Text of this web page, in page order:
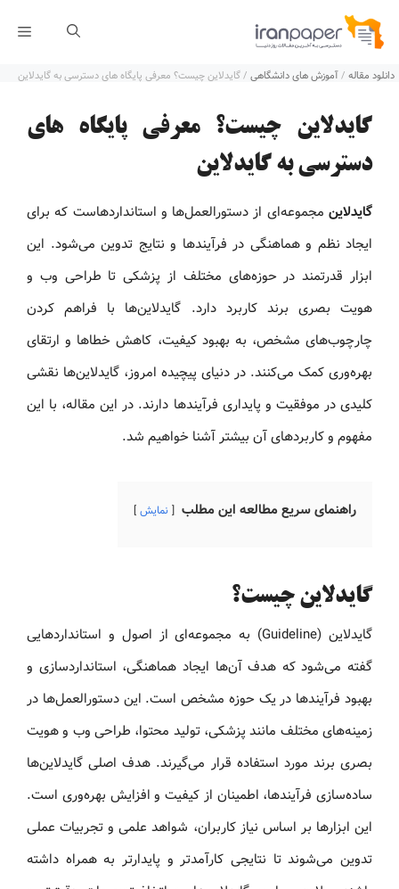
پرش
محتوا
دانلود مقاله /آموزش های دانشگاهی /گایدلاین چیست؟ معرفی پایگاه های دسترسی به گایدلاین
گایدلاین چیست؟ معرفی پایگاه های
دسترسی به گایدلاین
گایدلاین مجموعه‌ای از دستورالعمل‌ها و استانداردهاست که برای
ایجاد نظم و هماهنگی در فرآیندها و نتایج تدوین می‌شود. این
ابزار قدرتمند در حوزه‌های مختلف از پزشکی تا طراحی وب و
هویت بصری برند کاربرد دارد. گایدلاین‌ها با فراهم کردن
چارچوب‌های مشخص، به بهبود کیفیت، کاهش خطاها و ارتقای
بهره‌وری کمک می‌کنند. در دنیای پیچیده امروز، گایدلاین‌ها نقشی
کلیدی در موفقیت و پایداری فرآیندها دارند. در این مقاله، با این
مفهوم و کاربردهای آن بیشتر آشنا خواهیم شد.
راهنمای سریع مطالعه این مطلب نمایش
گایدلاین چیست؟
گایدلاین (Guideline) به مجموعه‌ای از اصول و استانداردهایی
گفته می‌شود که هدف آن‌ها ایجاد هماهنگی، استانداردسازی و
بهبود فرآیندها در یک حوزه مشخص است. این دستورالعمل‌ها در
زمینه‌های مختلف مانند پزشکی، تولید محتوا، طراحی وب و هویت
بصری برند مورد استفاده قرار می‌گیرند. هدف اصلی گایدلاین‌ها
ساده‌سازی فرآیندها، اطمینان از کیفیت و افزایش بهره‌وری است.
این ابزارها بر اساس نیاز کاربران، شواهد علمی و تجربیات عملی
تدوین می‌شوند تا نتایجی کارآمدتر و پایدارتر به همراه داشته